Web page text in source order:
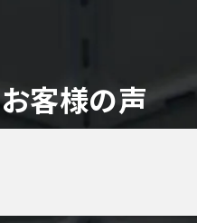
お客様の声